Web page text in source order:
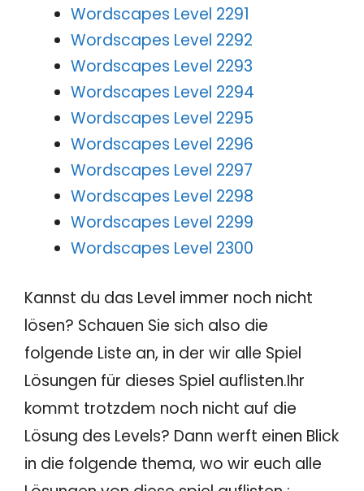
Wordscapes Level 2291
Wordscapes Level 2292
Wordscapes Level 2293
Wordscapes Level 2294
Wordscapes Level 2295
Wordscapes Level 2296
Wordscapes Level 2297
Wordscapes Level 2298
Wordscapes Level 2299
Wordscapes Level 2300
Kannst du das Level immer noch nicht
lösen? Schauen Sie sich also die
folgende Liste an, in der wir alle Spiel
Lösungen für dieses Spiel auflisten.Ihr
kommt trotzdem noch nicht auf die
Lösung des Levels? Dann werft einen Blick
in die folgende thema, wo wir euch alle